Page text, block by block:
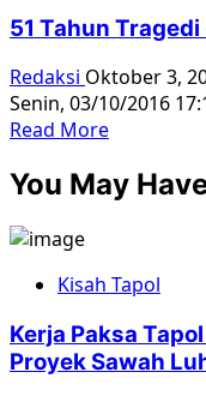
51 Tahun
Redaksi Oktober 3,
Senin, 03/10/2016
Read MoreRead
about
51
65,
Penyintas
Undang
You May
Kisah Tapol
Kerja Paksa
Proyek Sawah